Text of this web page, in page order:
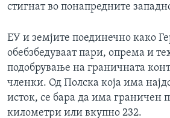
стигнат во понапредните
ЕУ и земјите поединечно како
обебзбедуваат пари, опрема и
подобрување на граничната
членки. Од Полска која има
исток, се бара да има граничен
километри или вкупно 232.